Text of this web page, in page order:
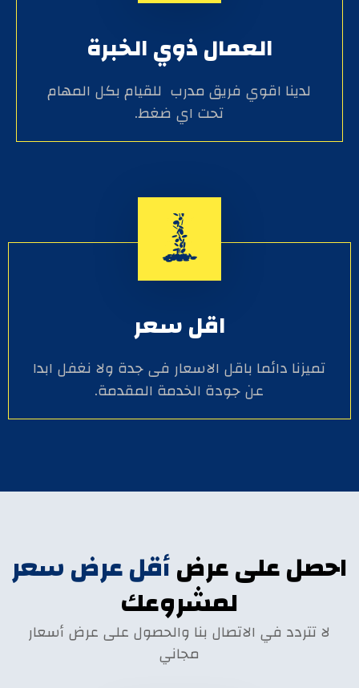
العمال ذوي الخبرة
لدينا اقوي فريق مدرب للقيام بكل المهام
تحت اي ضغط.
اقل سعر
تميزنا دائما باقل الاسعار فى جدة ولا نغفل ابدا
عن جودة الخدمة المقدمة.
احصل على عرضأقل عرض سعر
لمشروعك
لا تتردد في الاتصال بنا والحصول على عرض أسعار
مجاني